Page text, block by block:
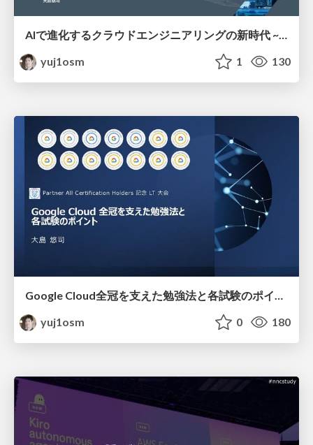
AIで進化するクラウドエンジニアリングの新時代 ~AWS re:Invent 2025参加報告~ / AWS re:Invent 2025 Participation Report
yuj1osm
1 130
Google Cloud全冠を支えた勉強法と各試験のポイント / Study Methods and Key Points for Each Exam to Become a Google Cloud All Certification Holder
yuj1osm
0 180